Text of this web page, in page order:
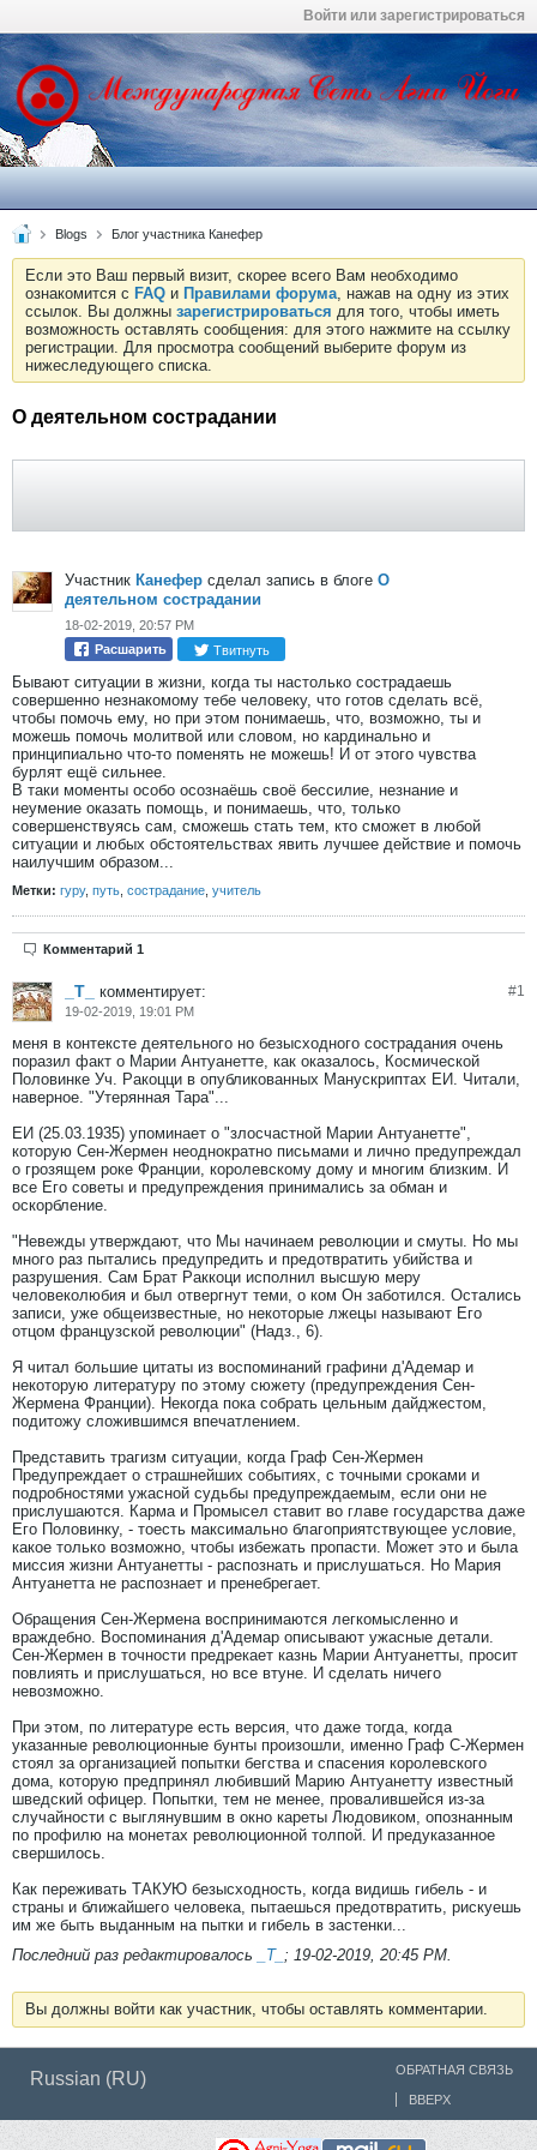
Войти или зарегистрироваться
Blogs Блог участника Канефер
Если это Ваш первый визит, скорее всего Вам необходимо
ознакомится с FAQ и Правилами форума, нажав на одну из этих
ссылок. Вы должны зарегистрироваться для того, чтобы иметь
возможность оставлять сообщения: для этого нажмите на ссылку
регистрации. Для просмотра сообщений выберите форум из
нижеследующего списка.
О деятельном сострадании
Участник Канефер сделал запись в блоге О
деятельном сострадании
18-02-2019, 20:57 PM
Расшарить
Твитнуть
Бывают ситуации в жизни, когда ты настолько сострадаешь
совершенно незнакомому тебе человеку, что готов сделать всё,
чтобы помочь ему, но при этом понимаешь, что, возможно, ты и
можешь помочь молитвой или словом, но кардинально и
принципиально что-то поменять не можешь! И от этого чувства
бурлят ещё сильнее.
В таки моменты особо осознаёшь своё бессилие, незнание и
неумение оказать помощь, и понимаешь, что, только
совершенствуясь сам, сможешь стать тем, кто сможет в любой
ситуации и любых обстоятельствах явить лучшее действие и помочь
наилучшим образом...
Метки: гуру, путь сострадание учитель
Комментарий 1
#1
_T_ комментирует:
19-02-2019, 19:01 PM
меня в контексте деятельного но безысходного сострадания очень
поразил факт о Марии Антуанетте, как оказалось, Космической
Половинке Уч. Ракоцци в опубликованных Манускриптах ЕИ. Читали,
наверное. "Утерянная Тара"...
ЕИ (25.03.1935) упоминает о "злосчастной Марии Антуанетте",
которую Сен-Жермен неоднократно письмами и лично предупреждал
о грозящем роке Франции, королевскому дому и многим близким. И
все Его советы и предупреждения принимались за обман и
оскорбление.
"Невежды утверждают, что Мы начинаем революции и смуты. Но мы
много раз пытались предупредить и предотвратить убийства и
разрушения. Сам Брат Раккоци исполнил высшую меру
человеколюбия и был отвергнут теми, о ком Он заботился. Остались
записи, уже общеизвестные, но некоторые лжецы называют Его
отцом французской революции" (Надз., 6).
Я читал большие цитаты из воспоминаний графини д'Адемар и
некоторую литературу по этому сюжету (предупреждения Сен-
Жермена Франции). Некогда пока собрать цельным дайджестом,
подитожу сложившимся впечатлением.
Представить трагизм ситуации, когда Граф Сен-Жермен
Предупреждает о страшнейших событиях, с точными сроками и
подробностями ужасной судьбы предупреждаемым, если они не
прислушаются. Карма и Промысел ставит во главе государства даже
Его Половинку, - тоесть максимально благоприятствующее условие,
какое только возможно, чтобы избежать пропасти. Может это и была
миссия жизни Антуанетты - распознать и прислушаться. Но Мария
Антуанетта не распознает и пренебрегает.
Обращения Сен-Жермена воспринимаются легкомысленно и
враждебно. Воспоминания д'Адемар описывают ужасные детали.
Сен-Жермен в точности предрекает казнь Марии Антуанетты, просит
повлиять и прислушаться, но все втуне. И сделать ничего
невозможно.
При этом, по литературе есть версия, что даже тогда, когда
указанные революционные бунты произошли, именно Граф С-Жермен
стоял за организацией попытки бегства и спасения королевского
дома, которую предпринял любивший Марию Антуанетту известный
шведский офицер. Попытки, тем не менее, провалившейся из-за
случайности с выглянувшим в окно кареты Людовиком, опознанным
по профилю на монетах революционной толпой. И предуказанное
свершилось.
Как переживать ТАКУЮ безысходность, когда видишь гибель - и
страны и ближайшего человека, пытаешься предотвратить, рискуешь
им же быть выданным на пытки и гибель в застенки...
Последний раз редактировалось
_T_ ; 19-02-2019, 20:45 PM.
Вы должны войти как участник, чтобы оставлять комментарии.
Russian (RU) ОБРАТНАЯ СВЯЗЬ
ВВЕРХ